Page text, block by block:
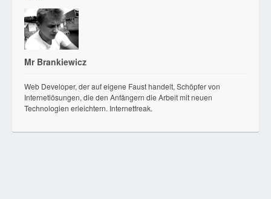
Mr Brankiewicz
Web Developer, der auf eigene Faust handelt, Schöpfer von
Internetlösungen, die den Anfängern die Arbeit mit neuen
Technologien erleichtern. Internetfreak.